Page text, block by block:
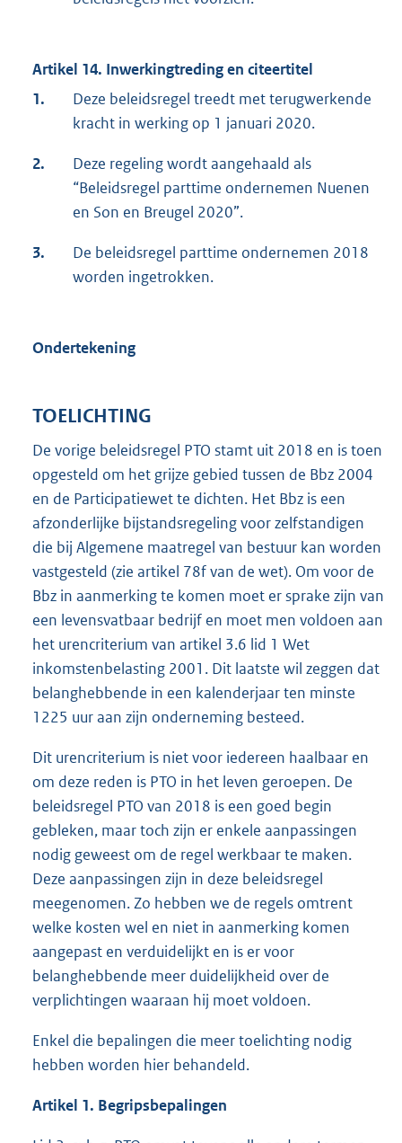
Artikel 14. Inwerkingtreding en citeertitel
1.
Deze beleidsregel treedt met terugwerkende
kracht in werking op 1 januari 2020.
2.
Deze regeling wordt aangehaald als
“Beleidsregel parttime ondernemen Nuenen
en Son en Breugel 2020”.
3.
De beleidsregel parttime ondernemen 2018
worden ingetrokken.
Ondertekening
TOELICHTING
De vorige beleidsregel PTO stamt uit 2018 en is toen
opgesteld om het grijze gebied tussen de Bbz 2004
en de Participatiewet te dichten. Het Bbz is een
afzonderlijke bijstandsregeling voor zelfstandigen
die bij Algemene maatregel van bestuur kan worden
vastgesteld (zie artikel 78f van de wet). Om voor de
Bbz in aanmerking te komen moet er sprake zijn van
een levensvatbaar bedrijf en moet men voldoen aan
het urencriterium van artikel 3.6 lid 1 Wet
inkomstenbelasting 2001. Dit laatste wil zeggen dat
belanghebbende in een kalenderjaar ten minste
1225 uur aan zijn onderneming besteed.
Dit urencriterium is niet voor iedereen haalbaar en
om deze reden is PTO in het leven geroepen. De
beleidsregel PTO van 2018 is een goed begin
gebleken, maar toch zijn er enkele aanpassingen
nodig geweest om de regel werkbaar te maken.
Deze aanpassingen zijn in deze beleidsregel
meegenomen. Zo hebben we de regels omtrent
welke kosten wel en niet in aanmerking komen
aangepast en verduidelijkt en is er voor
belanghebbende meer duidelijkheid over de
verplichtingen waaraan hij moet voldoen.
Enkel die bepalingen die meer toelichting nodig
hebben worden hier behandeld.
Artikel 1. Begripsbepalingen